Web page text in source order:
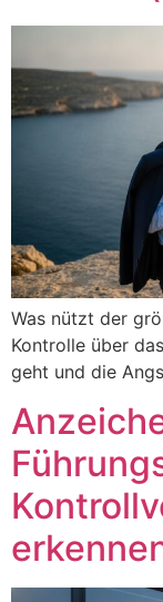
Was nützt der
Kontrolle über
geht und die